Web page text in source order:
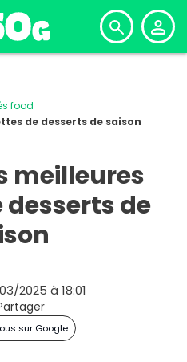
food
de desserts de saison
meilleures
desserts de
2025 à 18:01
sur Google